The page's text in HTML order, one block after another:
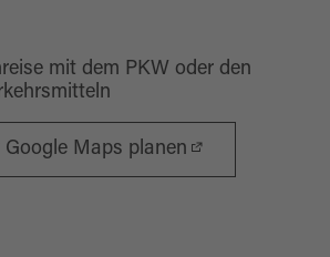
mit dem PKW oder den
Maps planen